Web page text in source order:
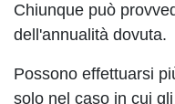
Chiunque può
dell'annualità dovuta.
Possono effettuarsi
solo nel caso in cui